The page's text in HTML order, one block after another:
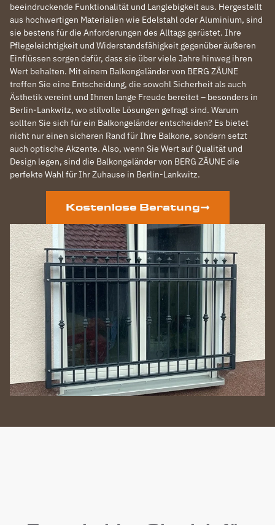
beeindruckende Funktionalität und Langlebigkeit aus. Hergestellt
aus hochwertigen Materialien wie Edelstahl oder Aluminium, sind
sie bestens für die Anforderungen des Alltags gerüstet. Ihre
Pflegeleichtigkeit und Widerstandsfähigkeit gegenüber äußeren
Einflüssen sorgen dafür, dass sie über viele Jahre hinweg ihren
Wert behalten. Mit einem Balkongeländer von BERG ZÄUNE
treffen Sie eine Entscheidung, die sowohl Sicherheit als auch
Ästhetik vereint und Ihnen lange Freude bereitet – besonders in
Berlin-Lankwitz, wo stilvolle Lösungen gefragt sind. Warum
sollten Sie sich für ein Balkongeländer entscheiden? Es bietet
nicht nur einen sicheren Rand für Ihre Balkone, sondern setzt
auch optische Akzente. Also, wenn Sie Wert auf Qualität und
Design legen, sind die Balkongeländer von BERG ZÄUNE die
perfekte Wahl für Ihr Zuhause in Berlin-Lankwitz.
Kostenlose Beratung